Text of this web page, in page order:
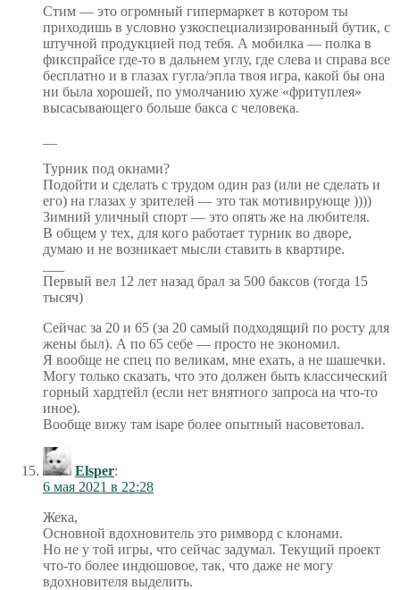
Стим — это огромный гипермаркет в котором ты
приходишь в условно узкоспециализированный бутик, с
штучной продукцией под тебя. А мобилка — полка в
фикспрайсе где-то в дальнем углу, где слева и справа все
бесплатно и в глазах гугла/эпла твоя игра, какой бы она
ни была хорошей, по умолчанию хуже «фритуплея»
высасывающего больше бакса с человека.
Турник под окнами?
Подойти и сделать с трудом один раз (или не сделать и
его) на глазах у зрителей — это так мотивирующе ))))
Зимний уличный спорт — это опять же на любителя.
В общем у тех, для кого работает турник во дворе,
думаю и не возникает мысли ставить в квартире.
Первый вел 12 лет назад брал за 500 баксов (тогда 15
тысяч)
Сейчас за 20 и 65 (за 20 самый подходящий по росту для
жены был). А по 65 себе — просто не экономил.
Я вообще не спец по великам, мне ехать, а не шашечки.
Могу только сказать, что это должен быть классический
горный хардтейл (если нет внятного запроса на что-то
иное).
Вообще вижу там isape более опытный насоветовал.
Elsper:
6 мая 2021 в 22:28
Жека,
Основной вдохновитель это римворд с клонами.
Но не у той игры, что сейчас задумал. Текущий проект
что-то более индюшовое, так, что даже не могу
вдохновителя выделить.